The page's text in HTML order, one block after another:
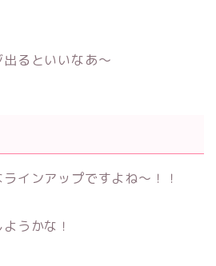
るといいなあ～
インアップですよね～！！
うかな！